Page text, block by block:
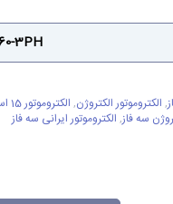
3PH
, الکتروموتور الکتروژن, الکتروموتور 15 اسب (11 کیلووات)
سه فاز, الکتروموتور ایرانی سه فاز